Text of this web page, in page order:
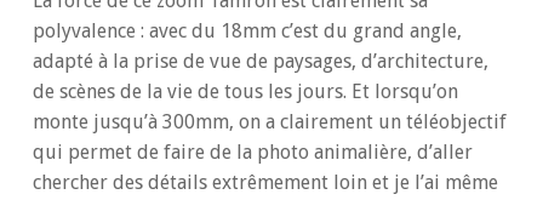
polyvalence : avec du 18mm c’est du grand angle,
adapté à la prise de vue de paysages, d’architecture,
de scènes de la vie de tous les jours. Et lorsqu’on
monte jusqu’à 300mm, on a clairement un téléobjectif
qui permet de faire de la photo animalière, d’aller
chercher des détails extrêmement loin et je l’ai même